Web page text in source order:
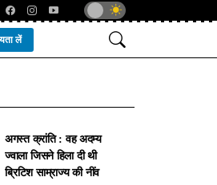
लें
अगस्त क्रांति : वह अदम्य
ज्वाला जिसने हिला दी थी
ब्रिटिश साम्राज्य की नींव